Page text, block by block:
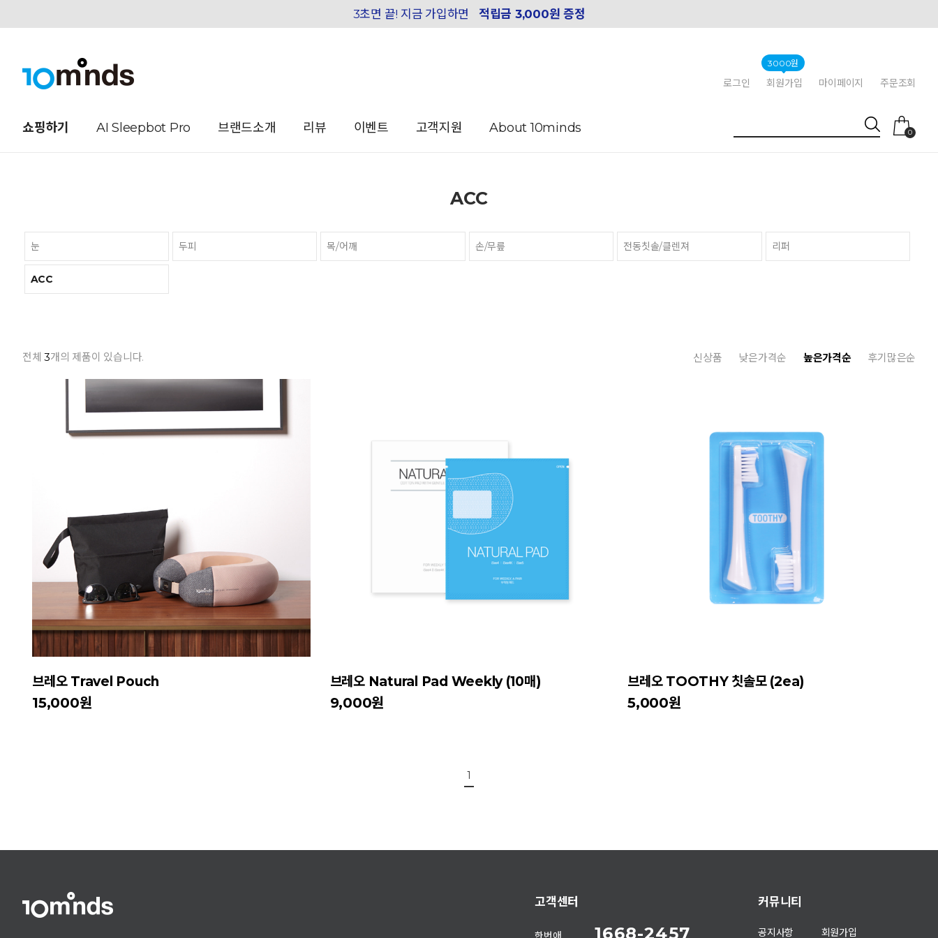
3초면 끝! 지금 가입하면 적립금 3,000원 증정
로그인 회원가입
3000원
마이페이지 주문조회
쇼핑하기 AI Sleepbot Pro 브랜드소개 리뷰 이벤트 고객지원 About 10minds 0
ACC
눈 두피 목/어깨 손/무릎 전동칫솔/클렌져 리퍼
ACC
전체3개의 제품이 있습니다. 신상품 낮은가격순 높은가격순 후기많은순
브레오 Travel Pouch
15,000원
브레오 Natural Pad Weekly (10매)
9,000원
브레오 TOOTHY 칫솔모 (2ea)
5,000원
1
고객센터
1668-2457
커뮤니티
공지사항 회원가입